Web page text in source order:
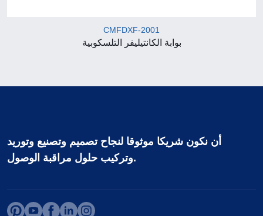
CMFDXF-2001
بوابة الكانتيليفر التلسكوبية
أن نكون شريكا موثوقا لنجاح تصميم وتصنيع وتوريد
وتركيب حلول مراقبة الوصول.